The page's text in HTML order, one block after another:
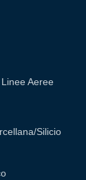
Aeree
silicio